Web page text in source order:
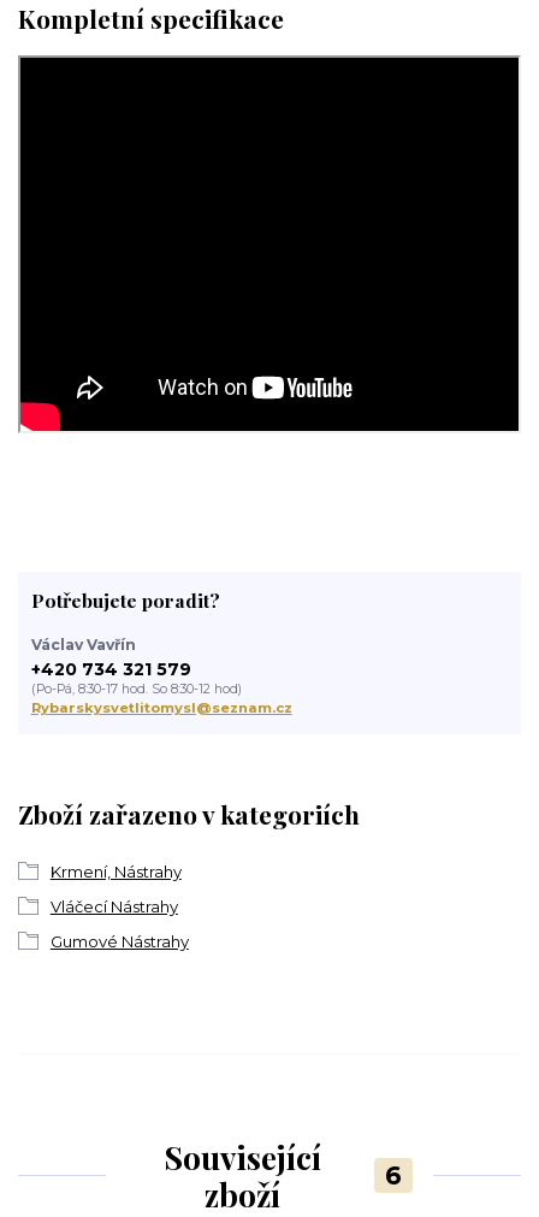
Kompletní specifikace
Zboží zařazeno v kategoriích
Krmení, Nástrahy
Vláčecí Nástrahy
Gumové Nástrahy
Potřebujete poradit?
Václav Vavřín
+420 734 321 579
(Po-Pá, 8:30-17 hod. So 8:30-12 hod)
Rybarskysvetlitomysl@seznam.cz
Související
zboží
6